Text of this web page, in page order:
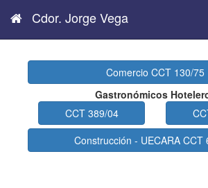
Cdor. Jorge Vega
Comercio CCT 130/75
Gastronómicos
CCT 389/04
Construcción - UECARA CCT